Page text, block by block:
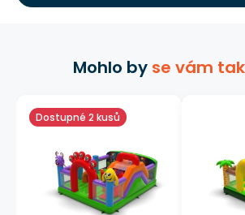
Mohlo by se vám
Dostupné 2 kusů